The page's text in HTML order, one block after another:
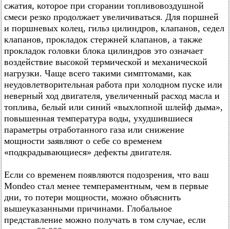
сжатия, которое при сгорании топливовоздушной
смеси резко продолжает увеличиваться. Для поршней
и поршневых колец, гильз цилиндров, клапанов, седел
клапанов, прокладок стержней клапанов, а также
прокладок головки блока цилиндров это означает
воздействие высокой термической и механической
нагрузки. Чаще всего такими симптомами, как
неудовлетворительная работа при холодном пуске или
неверный ход двигателя, увеличенный расход масла и
топлива, белый или синий «выхлопной шлейф дыма»,
повышенная температура воды, ухудшившиеся
параметры отработанного газа или снижение
мощности заявляют о себе со временем
«подкрадывающиеся» дефекты двигателя.
Если со временем появляются подозрения, что ваш
Mondeo стал менее темпераментным, чем в первые
дни, то потери мощности, можно объяснить
вышеуказанными причинами. Глобальное
представление можно получать в том случае, если